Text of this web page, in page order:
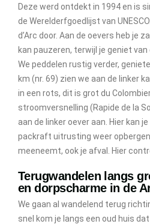
Deze werd ontdekt in 1994 en is
de Werelderfgoedlijst van
d’Arc door. Aan de oevers heb je
kan pauzeren, terwijl je geniet
We peddelen rustig verder,
km (nr. 69) zien we aan de linker
in een rots, dit is grot du
stroomversnelling (Rapide de la
aan de linker oever aan. Hier kan
packraft uitrusting weer
meeneemt, ook je afval. Hier
Terugwandelen langs
en dorpscharme in de
We gaan al wandelend terug
snel kom je langs een oud huis